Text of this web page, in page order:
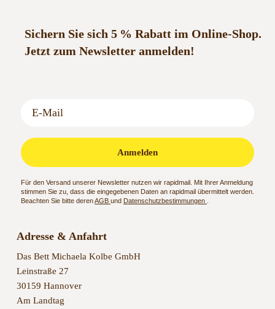
Sichern Sie sich 5 % Rabatt im Online-Shop.
Jetzt zum Newsletter anmelden!
Anmelden
Für den Versand unserer Newsletter nutzen wir rapidmail. Mit Ihrer Anmeldung
stimmen Sie zu, dass die eingegebenen Daten an rapidmail übermittelt werden.
Beachten Sie bitte derenAGB und Datenschutzbestimmungen
Adresse & Anfahrt
Das Bett Michaela Kolbe GmbH
Leinstraße 27
30159 Hannover
Am Landtag